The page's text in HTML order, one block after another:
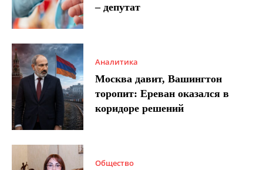
– депутат
Аналитика
Москва давит, Вашингтон
торопит: Ереван оказался в
коридоре решений
Общество